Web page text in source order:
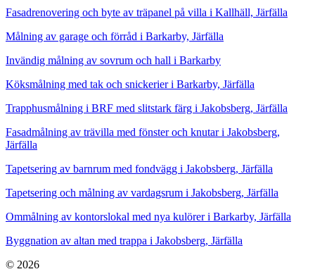
Fasadrenovering och byte av träpanel på villa i Kallhäll, Järfälla
Målning av garage och förråd i Barkarby, Järfälla
Invändig målning av sovrum och hall i Barkarby
Köksmålning med tak och snickerier i Barkarby, Järfälla
Trapphusmålning i BRF med slitstark färg i Jakobsberg, Järfälla
Fasadmålning av trävilla med fönster och knutar i Jakobsberg,
Järfälla
Tapetsering av barnrum med fondvägg i Jakobsberg, Järfälla
Tapetsering och målning av vardagsrum i Jakobsberg, Järfälla
Ommålning av kontorslokal med nya kulörer i Barkarby, Järfälla
Byggnation av altan med trappa i Jakobsberg, Järfälla
© 2026